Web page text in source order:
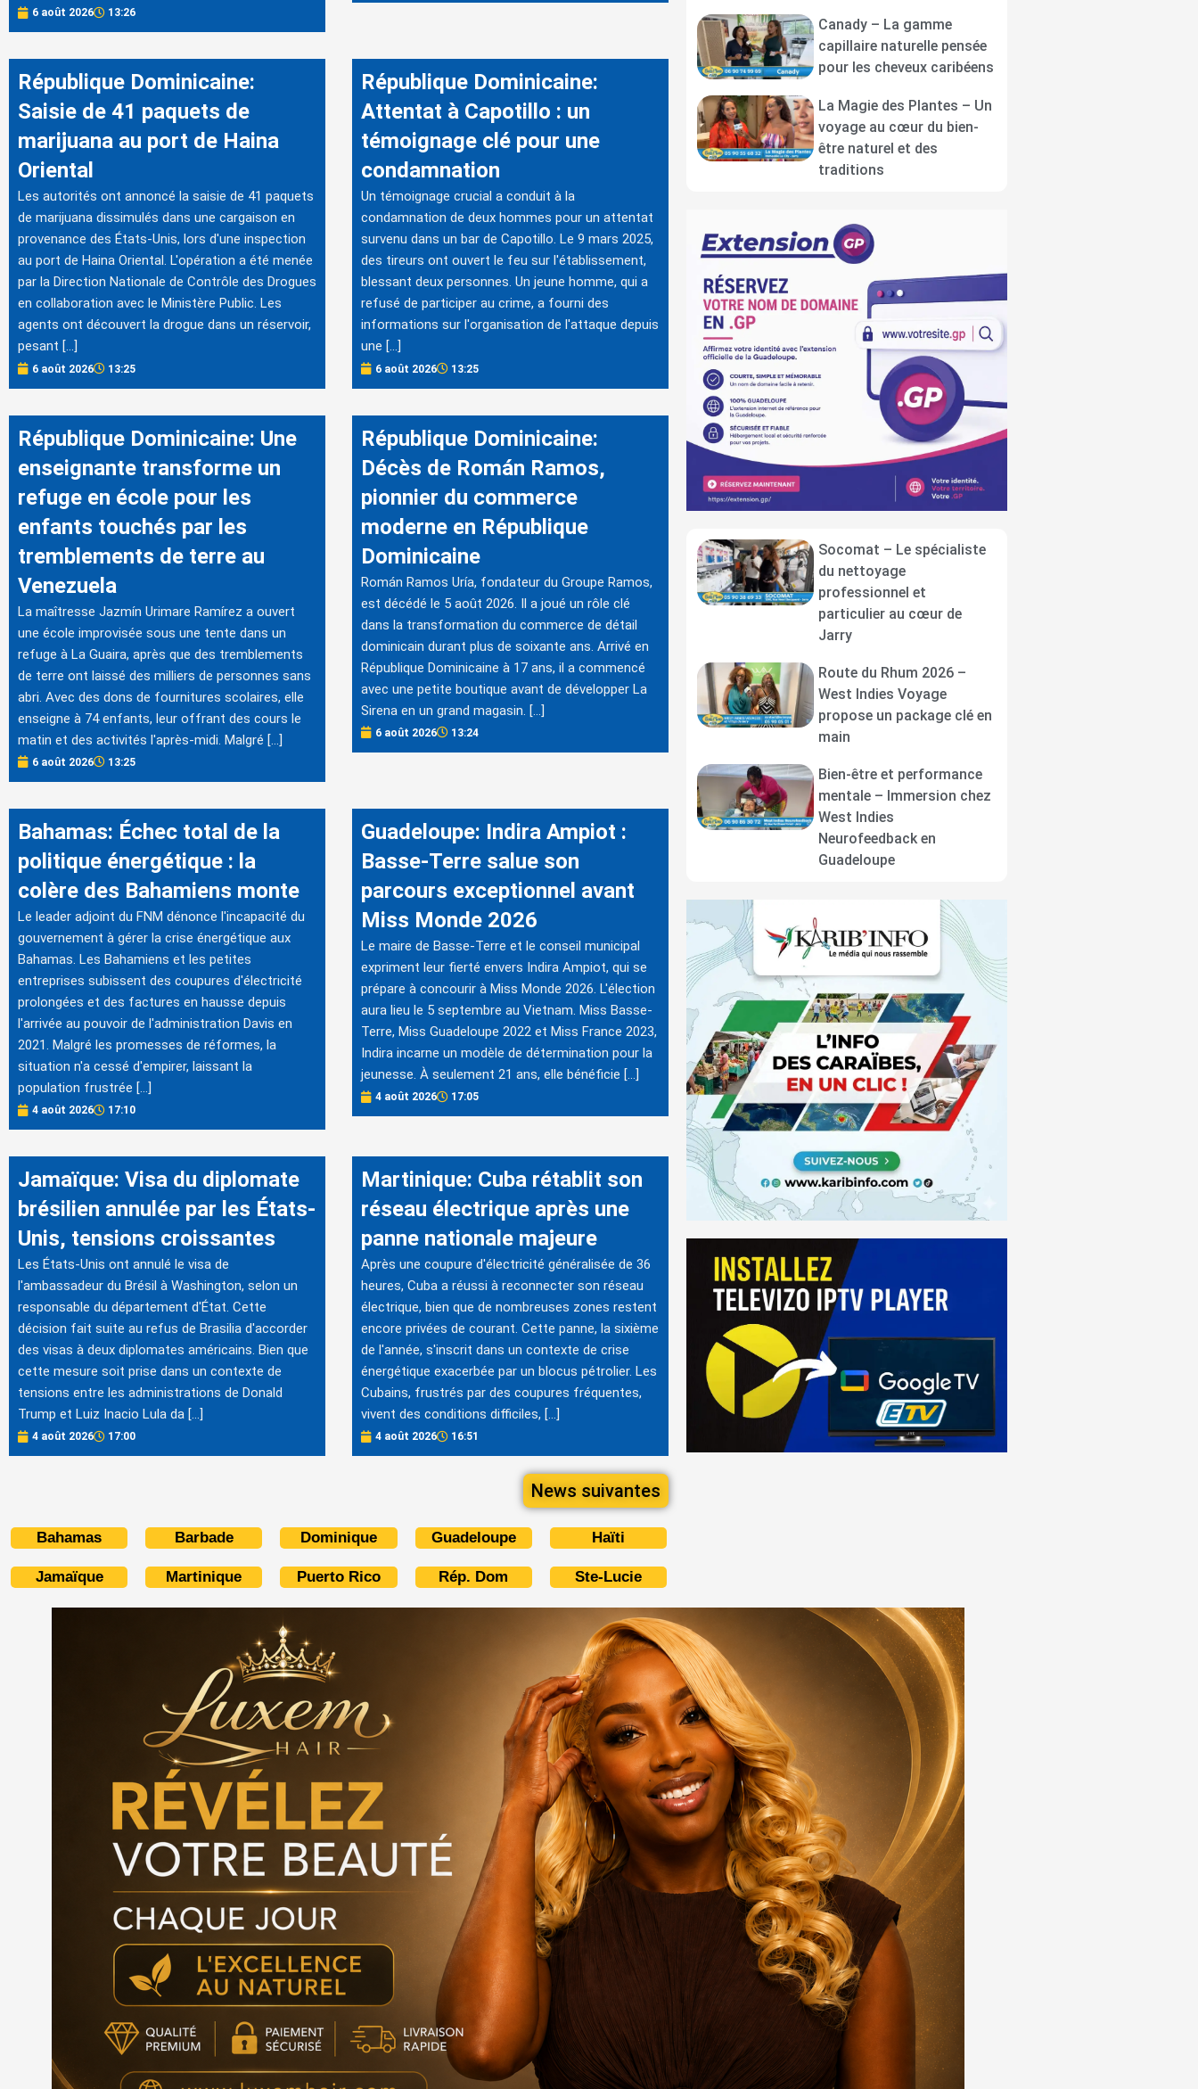
6 août 2026 13:26
République Dominicaine:
Saisie de 41 paquets de
marijuana au port de Haina
Oriental
Les autorités ont annoncé la saisie de 41 paquets
de marijuana dissimulés dans une cargaison en
provenance des États-Unis, lors d'une inspection
au port de Haina Oriental. L'opération a été menée
par la Direction Nationale de Contrôle des Drogues
en collaboration avec le Ministère Public. Les
agents ont découvert la drogue dans un réservoir,
pesant […]
6 août 2026 13:25
République Dominicaine:
Attentat à Capotillo : un
témoignage clé pour une
condamnation
Un témoignage crucial a conduit à la
condamnation de deux hommes pour un attentat
survenu dans un bar de Capotillo. Le 9 mars 2025,
des tireurs ont ouvert le feu sur l'établissement,
blessant deux personnes. Un jeune homme, qui a
refusé de participer au crime, a fourni des
informations sur l'organisation de l'attaque depuis
une […]
6 août 2026 13:25
République Dominicaine: Une
enseignante transforme un
refuge en école pour les
enfants touchés par les
tremblements de terre au
Venezuela
La maîtresse Jazmín Urimare Ramírez a ouvert
une école improvisée sous une tente dans un
refuge à La Guaira, après que des tremblements
de terre ont laissé des milliers de personnes sans
abri. Avec des dons de fournitures scolaires, elle
enseigne à 74 enfants, leur offrant des cours le
matin et des activités l'après-midi. Malgré […]
6 août 2026 13:25
République Dominicaine:
Décès de Román Ramos,
pionnier du commerce
moderne en République
Dominicaine
Román Ramos Uría, fondateur du Groupe Ramos,
est décédé le 5 août 2026. Il a joué un rôle clé
dans la transformation du commerce de détail
dominicain durant plus de soixante ans. Arrivé en
République Dominicaine à 17 ans, il a commencé
avec une petite boutique avant de développer La
Sirena en un grand magasin. […]
6 août 2026 13:24
Bahamas: Échec total de la
politique énergétique : la
colère des Bahamiens monte
Le leader adjoint du FNM dénonce l'incapacité du
gouvernement à gérer la crise énergétique aux
Bahamas. Les Bahamiens et les petites
entreprises subissent des coupures d'électricité
prolongées et des factures en hausse depuis
l'arrivée au pouvoir de l'administration Davis en
2021. Malgré les promesses de réformes, la
situation n'a cessé d'empirer, laissant la
population frustrée […]
4 août 2026 17:10
Guadeloupe: Indira Ampiot :
Basse-Terre salue son
parcours exceptionnel avant
Miss Monde 2026
Le maire de Basse-Terre et le conseil municipal
expriment leur fierté envers Indira Ampiot, qui se
prépare à concourir à Miss Monde 2026. L'élection
aura lieu le 5 septembre au Vietnam. Miss Basse-
Terre, Miss Guadeloupe 2022 et Miss France 2023,
Indira incarne un modèle de détermination pour la
jeunesse. À seulement 21 ans, elle bénéficie […]
4 août 2026 17:05
Jamaïque: Visa du diplomate
brésilien annulée par les États-
Unis, tensions croissantes
Les États-Unis ont annulé le visa de
l'ambassadeur du Brésil à Washington, selon un
responsable du département d'État. Cette
décision fait suite au refus de Brasilia d'accorder
des visas à deux diplomates américains. Bien que
cette mesure soit prise dans un contexte de
tensions entre les administrations de Donald
Trump et Luiz Inacio Lula da […]
4 août 2026 17:00
Martinique: Cuba rétablit son
réseau électrique après une
panne nationale majeure
Après une coupure d'électricité généralisée de 36
heures, Cuba a réussi à reconnecter son réseau
électrique, bien que de nombreuses zones restent
encore privées de courant. Cette panne, la sixième
de l'année, s'inscrit dans un contexte de crise
énergétique exacerbée par un blocus pétrolier. Les
Cubains, frustrés par des coupures fréquentes,
vivent des conditions difficiles, […]
4 août 2026 16:51
News suivantes
Bahamas Barbade Dominique Guadeloupe Haïti
Jamaïque Martinique Puerto Rico Rép. Dom Ste-Lucie
Canady – La gamme
capillaire naturelle pensée
pour les cheveux caribéens
La Magie des Plantes – Un
voyage au cœur du bien-
être naturel et des
traditions
Socomat – Le spécialiste
du nettoyage
professionnel et
particulier au cœur de
Jarry
Route du Rhum 2026 –
West Indies Voyage
propose un package clé en
main
Bien-être et performance
mentale – Immersion chez
West Indies
Neurofeedback en
Guadeloupe